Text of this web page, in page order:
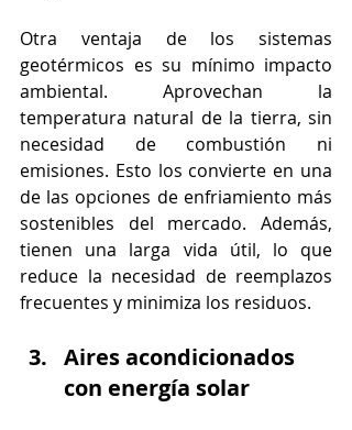
Otra ventaja de los sistemas
geotérmicos es su mínimo impacto
ambiental. Aprovechan la
temperatura natural de la tierra, sin
necesidad de combustión ni
emisiones. Esto los convierte en una
de las opciones de enfriamiento más
sostenibles del mercado. Además,
tienen una larga vida útil, lo que
reduce la necesidad de reemplazos
frecuentes y minimiza los residuos.
Aires acondicionados
con energía solar